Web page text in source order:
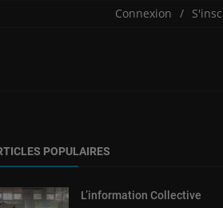
Connexion /
POPULAIRES
L’information Collective